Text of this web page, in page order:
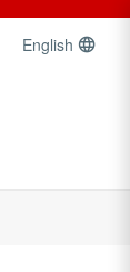
English